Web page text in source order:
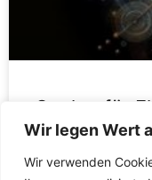
Wir legen Wert
Wir verwenden
Spulen für
kritischen